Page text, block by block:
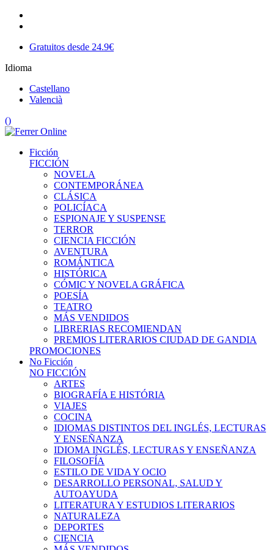
Gratuitos desde 24.9€
Idioma
Castellano
Valencià
()
Ficción
FICCIÓN
NOVELA
CONTEMPORÁNEA
CLÁSICA
POLICÍACA
ESPIONAJE Y SUSPENSE
TERROR
CIENCIA FICCIÓN
AVENTURA
ROMÁNTICA
HISTÓRICA
CÓMIC Y NOVELA GRÁFICA
POESÍA
TEATRO
MÁS VENDIDOS
LIBRERIAS RECOMIENDAN
PREMIOS LITERARIOS CIUDAD DE GANDIA
PROMOCIONES
No Ficción
NO FICCIÓN
ARTES
BIOGRAFÍA E HISTÓRIA
VIAJES
COCINA
IDIOMAS DISTINTOS DEL INGLÉS, LECTURAS
Y ENSEÑANZA
IDIOMA INGLÉS, LECTURAS Y ENSEÑANZA
FILOSOFÍA
ESTILO DE VIDA Y OCIO
DESARROLLO PERSONAL, SALUD Y
AUTOAYUDA
LITERATURA Y ESTUDIOS LITERARIOS
NATURALEZA
DEPORTES
CIENCIA